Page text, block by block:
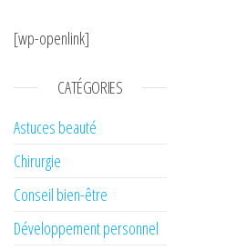
[wp-openlink]
CATÉGORIES
Astuces beauté
Chirurgie
Conseil bien-être
Développement personnel